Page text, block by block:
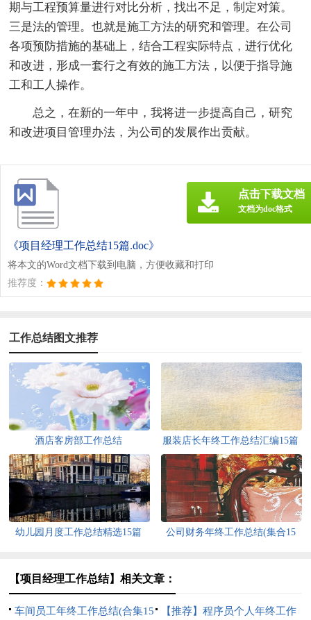
期与工程预算量进行对比分析，找出不足，制定对策。
三是法的管理。也就是施工方法的研究和管理。在公司
各项预防措施的基础上，结合工程实际特点，进行优化
和改进，形成一套行之有效的施工方法，以便于指导施
工和工人操作。
总之，在新的一年中，我将进一步提高自己，研究
和改进项目管理办法，为公司的发展作出贡献。
《项目经理工作总结15篇.doc》
将本文的Word文档下载到电脑，方便收藏和打印
推荐度：
点击下载文档
文档为doc格式
工作总结图文推荐
酒店客房部工作总结 服装店长年终工作总结汇编15篇
幼儿园月度工作总结精选15篇
公司财务年终工作总结(集合15
【项目经理工作总结】相关文章：
车间员工年终工作总结(合集15 【推荐】程序员个人年终工作